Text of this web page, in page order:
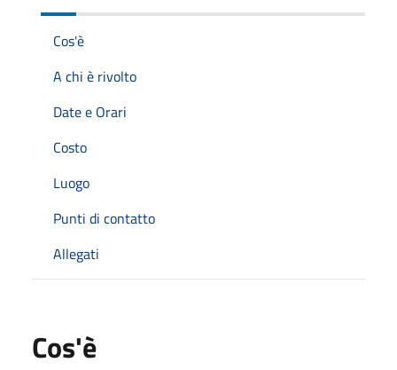
Cos'è
A chi è rivolto
Date e Orari
Costo
Luogo
Punti di contatto
Allegati
Cos'è